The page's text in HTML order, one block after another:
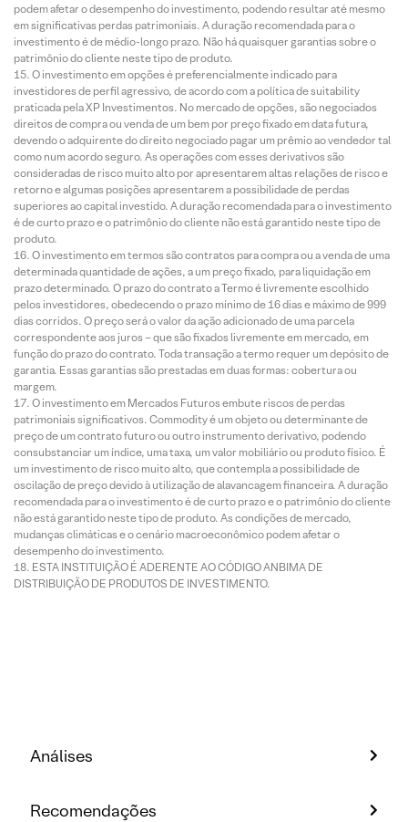
podem afetar o desempenho do investimento, podendo resultar até mesmo
em significativas perdas patrimoniais. A duração recomendada para o
investimento é de médio-longo prazo. Não há quaisquer garantias sobre o
patrimônio do cliente neste tipo de produto.
O investimento em opções é preferencialmente indicado para
investidores de perfil agressivo, de acordo com a política de suitability
praticada pela XP Investimentos. No mercado de opções, são negociados
direitos de compra ou venda de um bem por preço fixado em data futura,
devendo o adquirente do direito negociado pagar um prêmio ao vendedor tal
como num acordo seguro. As operações com esses derivativos são
consideradas de risco muito alto por apresentarem altas relações de risco e
retorno e algumas posições apresentarem a possibilidade de perdas
superiores ao capital investido. A duração recomendada para o investimento
é de curto prazo e o patrimônio do cliente não está garantido neste tipo de
produto.
O investimento em termos são contratos para compra ou a venda de uma
determinada quantidade de ações, a um preço fixado, para liquidação em
prazo determinado. O prazo do contrato a Termo é livremente escolhido
pelos investidores, obedecendo o prazo mínimo de 16 dias e máximo de 999
dias corridos. O preço será o valor da ação adicionado de uma parcela
correspondente aos juros – que são fixados livremente em mercado, em
função do prazo do contrato. Toda transação a termo requer um depósito de
garantia. Essas garantias são prestadas em duas formas: cobertura ou
margem.
O investimento em Mercados Futuros embute riscos de perdas
patrimoniais significativos. Commodity é um objeto ou determinante de
preço de um contrato futuro ou outro instrumento derivativo, podendo
consubstanciar um índice, uma taxa, um valor mobiliário ou produto físico. É
um investimento de risco muito alto, que contempla a possibilidade de
oscilação de preço devido à utilização de alavancagem financeira. A duração
recomendada para o investimento é de curto prazo e o patrimônio do cliente
não está garantido neste tipo de produto. As condições de mercado,
mudanças climáticas e o cenário macroeconômico podem afetar o
desempenho do investimento.
ESTA INSTITUIÇÃO É ADERENTE AO CÓDIGO ANBIMA DE
DISTRIBUIÇÃO DE PRODUTOS DE INVESTIMENTO.
Análises
Recomendações